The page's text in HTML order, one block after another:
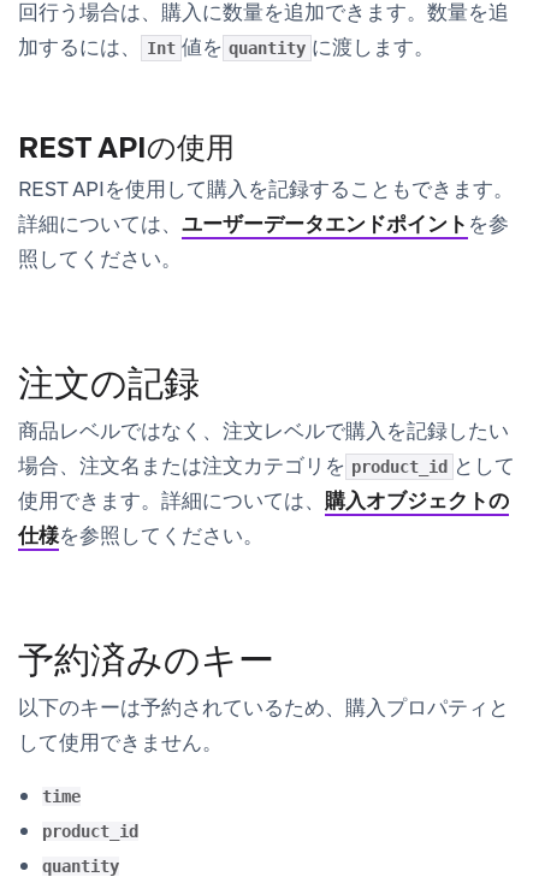
回行う場合は、購入に数量を追加できます。数量を追
加するには、
Int 値を quantity に渡します。
REST APIの使用
REST APIを使用して購入を記録することもできます。
詳細については、 ユーザーデータエンドポイント を参
照してください。
注文の記録
商品レベルではなく、注文レベルで購入を記録したい
場合、注文名または注文カテゴリを product_id として
使用できます。詳細については、 購入オブジェクトの
仕様を参照してください。
予約済みのキー
以下のキーは予約されているため、購入プロパティと
して使用できません。
time
product_id
quantity